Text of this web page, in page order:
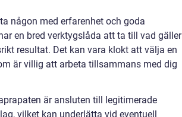
någon med erfarenhet och goda
en bred verktygslåda att ta till vad gäller
resultat. Det kan vara klokt att välja en
är villig att arbeta tillsammans med dig
är ansluten till legitimerade
vilket kan underlätta vid eventuell